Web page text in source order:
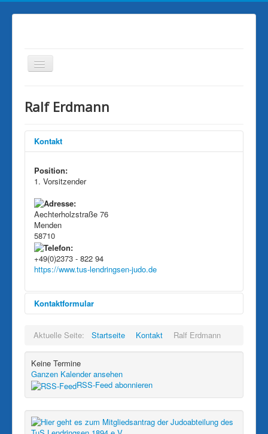
Vereinsinfo
Liga
Presse
Ausschreibungen
Mediathek
Impressum
Kontakt
Ralf Erdmann
Kontakt
Position:
1. Vorsitzender
Aechterholzstraße 76
Menden
58710
+49(0)2373 - 822 94
https://www.tus-lendringsen-judo.de
Kontaktformular
Eine E-Mail senden
*Benötigtes Feld
Name*
Aktuelle Seite: Startseite Kontakt Ralf Erdmann
Keine Termine
Ganzen Kalender ansehen
RSS-Feed abonnieren